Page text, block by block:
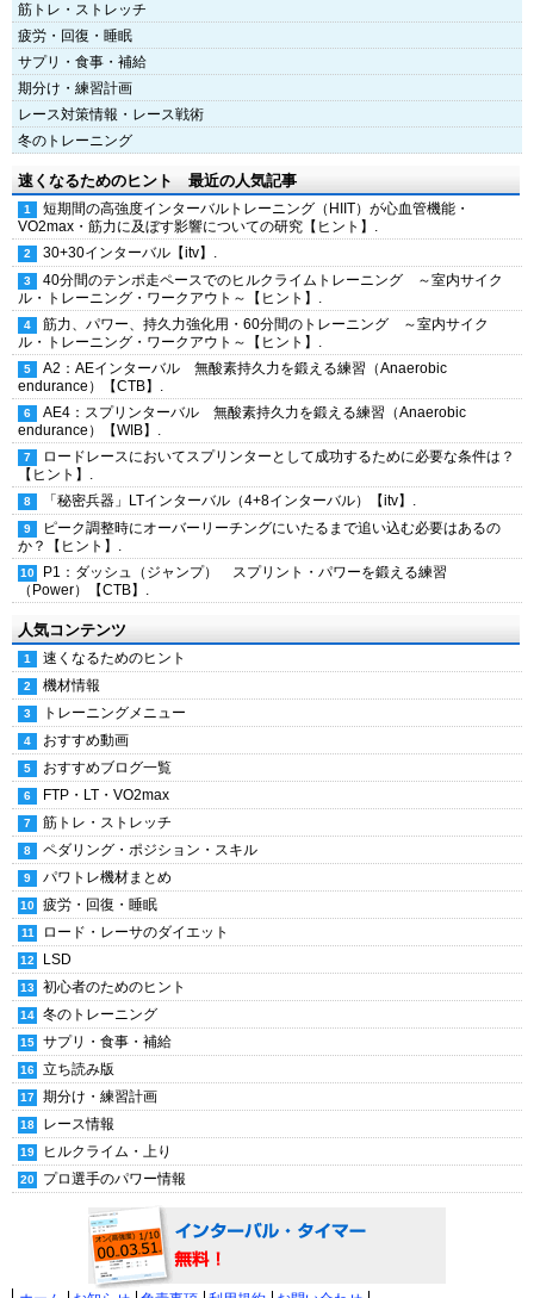
筋トレ・ストレッチ
疲労・回復・睡眠
サプリ・食事・補給
期分け・練習計画
レース対策情報・レース戦術
冬のトレーニング
速くなるためのヒント 最近の人気記事
短期間の高強度インターバルトレーニング（HIIT）が心血管機能・
VO2max・筋力に及ぼす影響についての研究【ヒント】.
30+30インターバル【itv】.
40分間のテンポ走ペースでのヒルクライムトレーニング ～室内サイク
ル・トレーニング・ワークアウト～【ヒント】.
筋力、パワー、持久力強化用・60分間のトレーニング ～室内サイク
ル・トレーニング・ワークアウト～【ヒント】.
A2：AEインターバル 無酸素持久力を鍛える練習（Anaerobic
endurance）【CTB】.
AE4：スプリンターバル 無酸素持久力を鍛える練習（Anaerobic
endurance）【WIB】.
ロードレースにおいてスプリンターとして成功するために必要な条件は？
【ヒント】.
「秘密兵器」LTインターバル（4+8インターバル）【itv】.
ピーク調整時にオーバーリーチングにいたるまで追い込む必要はあるの
か？【ヒント】.
P1：ダッシュ（ジャンプ） スプリント・パワーを鍛える練習
（Power）【CTB】.
人気コンテンツ
速くなるためのヒント
機材情報
トレーニングメニュー
おすすめ動画
おすすめブログ一覧
FTP・LT・VO2max
筋トレ・ストレッチ
ペダリング・ポジション・スキル
パワトレ機材まとめ
疲労・回復・睡眠
ロード・レーサのダイエット
LSD
初心者のためのヒント
冬のトレーニング
サプリ・食事・補給
立ち読み版
期分け・練習計画
レース情報
ヒルクライム・上り
プロ選手のパワー情報